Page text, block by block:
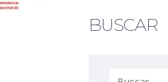
BUSCAR